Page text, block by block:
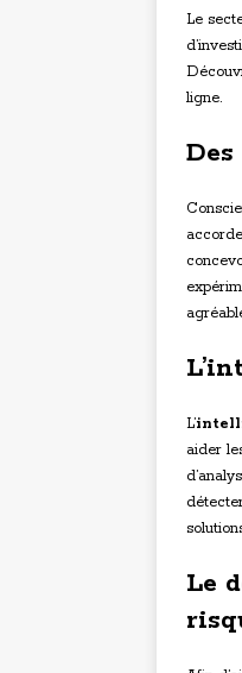
Le
ligne.
L’
aider
Le